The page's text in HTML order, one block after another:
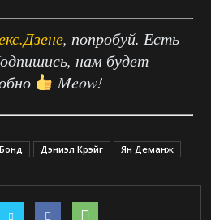
, попробуй. Есть
нам будет
Meow!
Дэниэл Крэйг Ян Деманж